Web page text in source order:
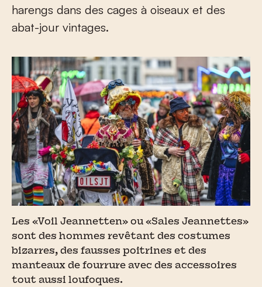
harengs dans des cages à oiseaux et des
abat-jour vintages.
Les «Voil Jeannetten» ou «Sales Jeannettes»
sont des hommes revêtant des costumes
bizarres, des fausses poitrines et des
manteaux de fourrure avec des accessoires
tout aussi loufoques.